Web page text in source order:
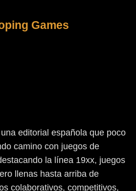
Games
editorial española que poco
camino con juegos de
la línea 19xx, juegos
llenas hasta arriba de
colaborativos, competitivos,